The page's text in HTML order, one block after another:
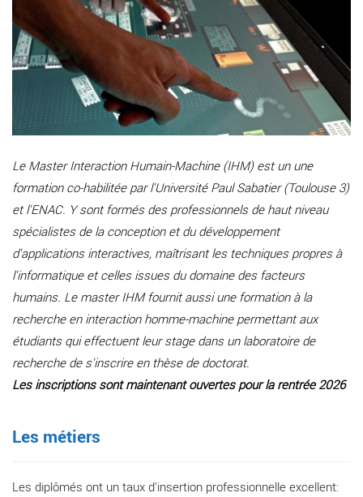
Le Master Interaction Humain-Machine (IHM) est un une
formation co-habilitée par l'Université Paul Sabatier (Toulouse 3)
et l'ENAC. Y sont formés des professionnels de haut niveau
spécialistes de la conception et du développement
d'applications interactives, maîtrisant les techniques propres à
l'informatique et celles issues du domaine des facteurs
humains. Le master IHM fournit aussi une formation à la
recherche en interaction homme-machine permettant aux
étudiants qui effectuent leur stage dans un laboratoire de
recherche de s'inscrire en thèse de doctorat.
Les inscriptions sont maintenant ouvertes pour la rentrée 2026
Les métiers
Les diplômés ont un taux d'insertion professionnelle excellent: